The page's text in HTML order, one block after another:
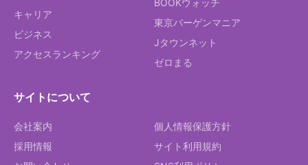
キャリア
ビジネス
アクセスランキング
BOOKウォッチ
東京バーゲンマニア
Jタウンネット
ゼロまる
サイトについて
会社案内
採用情報
個人情報保護方針
サイト利用規約